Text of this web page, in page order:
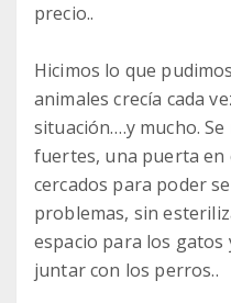
precio..
Hicimos lo que
animales crecía cada
situación….y mucho.
fuertes, una puerta en
cercados para poder
problemas, sin
espacio para los gatos
juntar con los perros..